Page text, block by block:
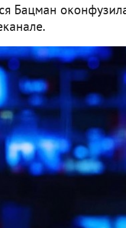
Бацман